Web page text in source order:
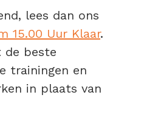
lees dan ons
15.00 Uur Klaar.
de beste
trainingen en
in plaats van